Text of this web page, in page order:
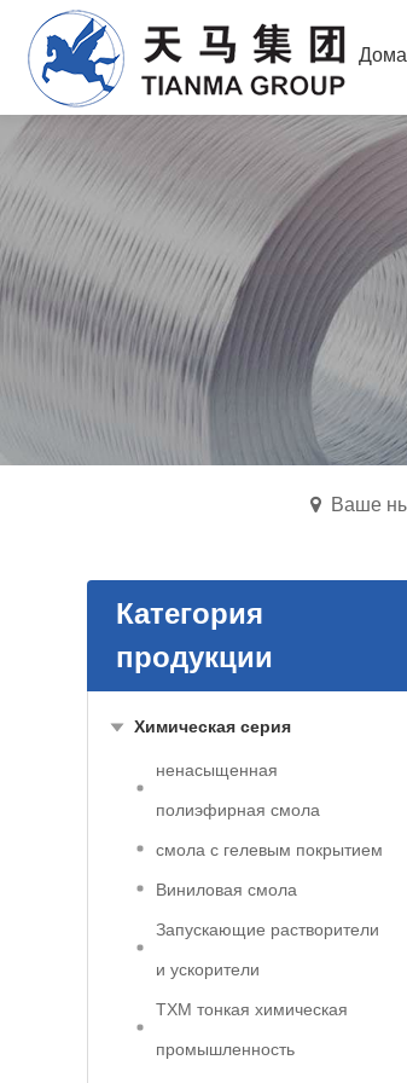
Ваше
Категория
продукции
Химическая серия
ненасыщенная
полиэфирная смола
смола с гелевым покрытием
Виниловая смола
Запускающие растворители
и ускорители
ТХМ тонкая химическая
промышленность